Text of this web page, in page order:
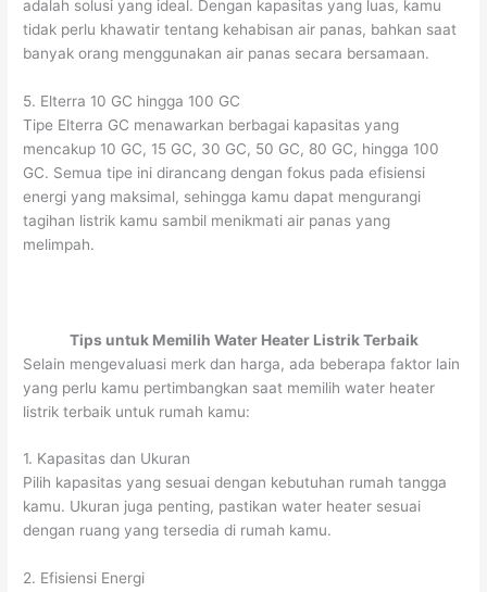
adalah solusi yang ideal. Dengan kapasitas yang luas, kamu
tidak perlu khawatir tentang kehabisan air panas, bahkan saat
banyak orang menggunakan air panas secara bersamaan.
5. Elterra 10 GC hingga 100 GC
Tipe Elterra GC menawarkan berbagai kapasitas yang
mencakup 10 GC, 15 GC, 30 GC, 50 GC, 80 GC, hingga 100
GC. Semua tipe ini dirancang dengan fokus pada efisiensi
energi yang maksimal, sehingga kamu dapat mengurangi
tagihan listrik kamu sambil menikmati air panas yang
melimpah.
Tips untuk Memilih Water Heater Listrik Terbaik
Selain mengevaluasi merk dan harga, ada beberapa faktor lain
yang perlu kamu pertimbangkan saat memilih water heater
listrik terbaik untuk rumah kamu:
1. Kapasitas dan Ukuran
Pilih kapasitas yang sesuai dengan kebutuhan rumah tangga
kamu. Ukuran juga penting, pastikan water heater sesuai
dengan ruang yang tersedia di rumah kamu.
2. Efisiensi Energi